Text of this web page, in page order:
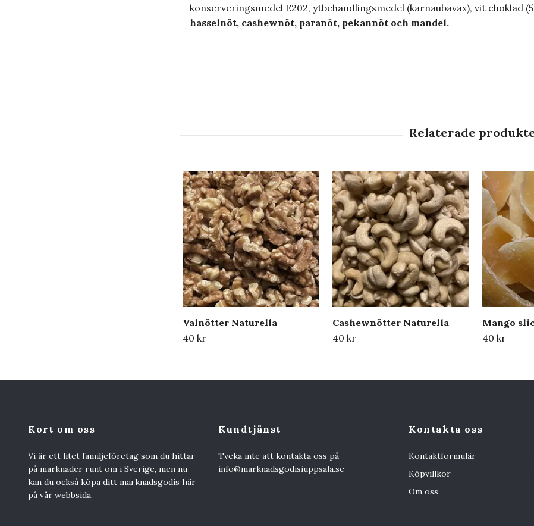
konserveringsmedel E202, ytbehandlingsmedel (karnaubavax), vit choklad
hasselnöt, cashewnöt, paranöt, pekannöt och mandel.
Valnötter Naturella
40 kr
Cashewnötter Naturella
40 kr
Mango
40 kr
Kort om oss
Vi är ett litet familjeföretag som du hittar
på marknader runt om i Sverige, men nu
kan du också köpa ditt marknadsgodis här
på vår webbsida.
Kundtjänst
Tveka inte att kontakta oss på
info@marknadsgodisiuppsala.se
Kontakta oss
Kontaktformulär
Köpvillkor
Om oss